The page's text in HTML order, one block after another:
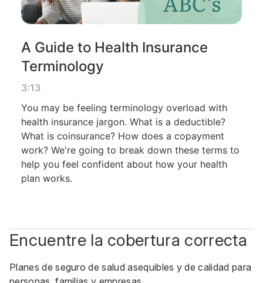
Encuentre la cobertura correcta
Planes de seguro de salud asequibles y de calidad para